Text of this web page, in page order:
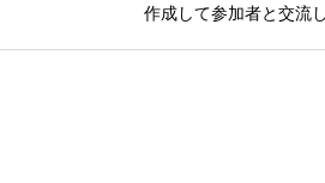
作成して参加者と交流